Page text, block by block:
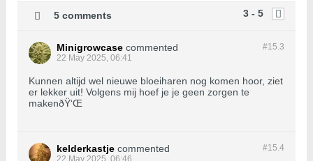
3 - 5
5 comments
#15.3
Minigrowcase commented
22 May 2025, 06:41
Kunnen altijd wel nieuwe bloeiharen nog komen hoor, ziet
er lekker uit! Volgens mij hoef je je geen zorgen te
makenðŸ‘Œ
#15.4
kelderkastje commented
22 May 2025, 06:46